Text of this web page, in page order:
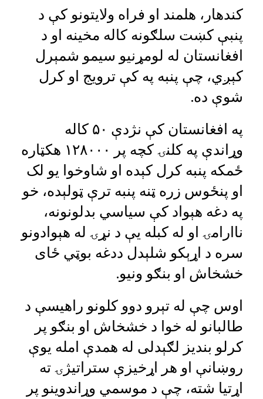
کندهار، هلمند او فراه ولایتونو کې د
پنبې کښت سلګونه کاله مخینه او د
افغانستان له لومړنیو سیمو شمېرل
کېږي، چې پنبه په کې ترویج او کرل
شوې ده.
په افغانستان کې نژدې ۵۰ کاله
وړاندې په کلنۍ کچه پر ۱۲۸۰۰۰ هکټاره
ځمکه پنبه کرل کېده او شاوخوا یو لک
او پنځوس زره ټنه پنبه ترې ټولېده، خو
په دغه هېواد کې سیاسي بدلونونه،
ناارامۍ او له کبله یې د نړۍ له هېوادونو
سره د اړېکو شلېدل ددغه بوټي ځای
خشخاش او بنګو ونیو.
اوس چې له تېرو دوو کلونو راهیسې د
طالبانو له خوا د خشخاش او بنګو پر
کرلو بندیز لګېدلی له همدې امله یوې
روښانې او هر اړخیزې ستراتیژۍ ته
اړتیا شته، چې د موسمي وړاندوینو پر